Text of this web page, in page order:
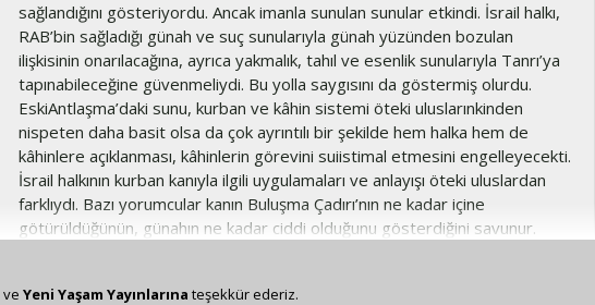
sağlandığını gösteriyordu. Ancak imanla sunulan sunular etkindi. İsrail halkı,
RAB’bin sağladığı günah ve suç sunularıyla günah yüzünden bozulan
ilişkisinin onarılacağına, ayrıca yakmalık, tahıl ve esenlik sunularıyla Tanrı’ya
tapınabileceğine güvenmeliydi. Bu yolla saygısını da göstermiş olurdu.
EskiAntlaşma’daki sunu, kurban ve kâhin sistemi öteki uluslarınkinden
nispeten daha basit olsa da çok ayrıntılı bir şekilde hem halka hem de
kâhinlere açıklanması, kâhinlerin görevini suiistimal etmesini engelleyecekti.
İsrail halkının kurban kanıyla ilgili uygulamaları ve anlayışı öteki uluslardan
farklıydı. Bazı yorumcular kanın Buluşma Çadırı’nın ne kadar içine
götürüldüğünün, günahın ne kadar ciddi olduğunu gösterdiğini savunur.
götürülürdü ; çünkü halkı temsil eden kâhinin günlük hizmetini yerine
ve Yeni Yaşam Yayınlarına teşekkür ederiz.